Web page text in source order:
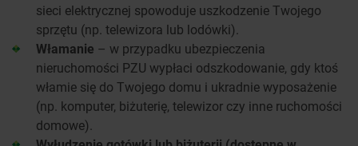
sieci elektrycznej spowoduje uszkodzenie Twojego
sprzętu (np. telewizora lub lodówki).
Włamanie – w przypadku ubezpieczenia
nieruchomości PZU wypłaci odszkodowanie, gdy ktoś
włamie się do Twojego domu i ukradnie wyposażenie
(np. komputer, biżuterię, telewizor czy inne ruchomości
domowe).